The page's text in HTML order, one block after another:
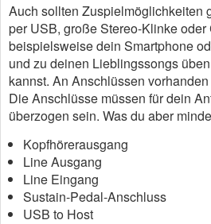
Auch sollten Zuspielmöglichkeiten
per USB, große Stereo-Klinke oder
beispielsweise dein Smartphone
und zu deinen Lieblingssongs
kannst. An Anschlüssen
Die Anschlüsse müssen für dein
überzogen sein. Was du aber
Kopfhörerausgang
Line Ausgang
Line Eingang
Sustain-Pedal-Anschluss
USB to Host